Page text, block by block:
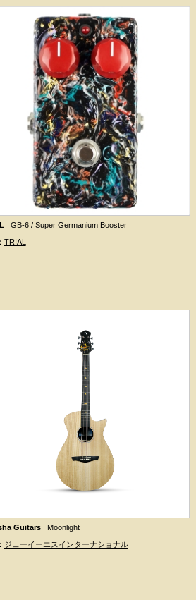
GB-6 / Super Germanium Booster
TRIAL
Guitars
Moonlight
ジェーイーエスインターナショナル